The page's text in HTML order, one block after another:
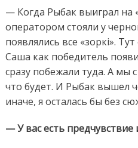
— Когда Рыбак выиграл на
оператором стояли у
появлялись все «зоркi».
Саша как победитель
сразу побежали туда. А мы
что будет. И Рыбак вышел
иначе, я осталась бы без
— У вас есть предчувствие